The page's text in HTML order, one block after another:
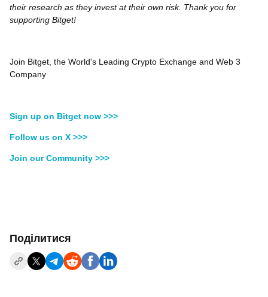
their research as they invest at their own risk. Thank you for
supporting Bitget!
Join Bitget, the World's Leading Crypto Exchange and Web 3
Company
Sign up on Bitget now >>>
Follow us on X >>>
Join our Community >>>
Поділитися